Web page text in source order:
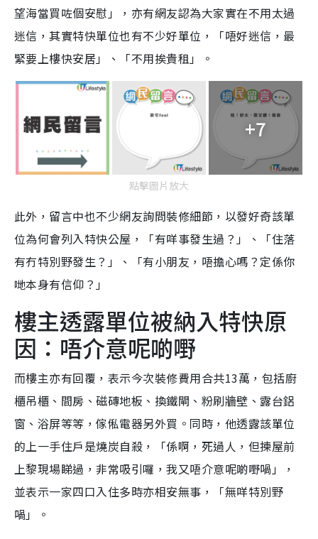
望海當買咗個安慰」，亦有網友認為大家實在不用太過
迷信，其實特快單位也有不少好單位，「唔好迷信，最
緊要上樓快安居」、「不用挨貴租」。
+7
點擊圖片放大
此外，留言中也不少網友詢問裝修細節，以發好奇該單
位為何會列入特快公屋，「有咩事發生過？」、「住落
有冇特別野發生？」、「有小朋友，唔擔心嗎？定係你
哋本身有信仰？」
樓主透露單位被納入特快原
因：唔介意呢啲嘢
而樓主亦有回覆，表示今次裝修費用合共13萬，包括廚
櫃吊櫃、間房、磁磚地板、換鐵閘、粉刷牆壁、露台鋁
窗、浴屏等等，傢俬電器另外買。同時，他透露該單位
的上一手住戶是燒炭自殺，「係啊，死過人，但揀屋前
上黎現場睇過，非常吸引囉，我又唔介意呢啲嘢喎」，
並表示一家四口入住多時亦相安無事，「無咩特別野
喎」。